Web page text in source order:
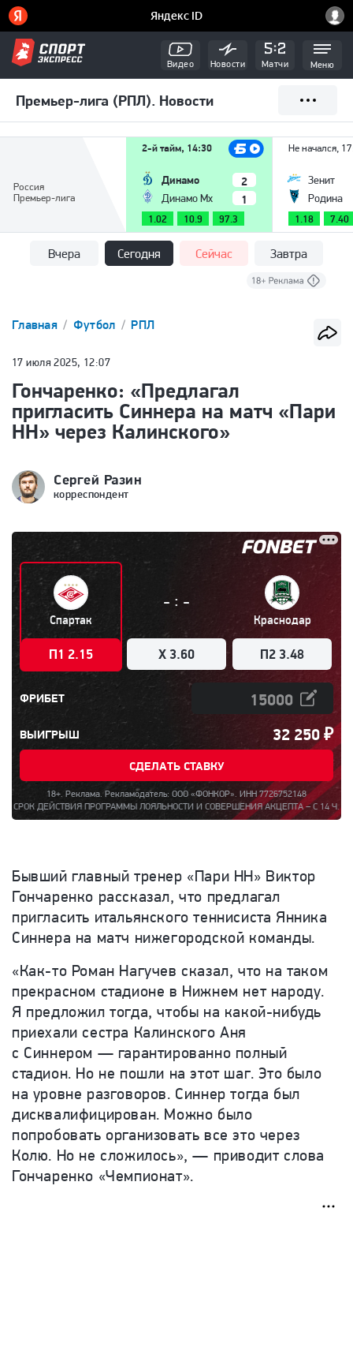
Видео Новости Матчи Меню
Премьер-лига (РПЛ). Новости
Россия
Премьер-лига
2-й тайм, 14:30
Динамо
Динамо Мх
2
1
1.02 10.9 97.3
Не начался,
Зенит
Родина
1.18 7.40
Вчера Сегодня Сейчас Завтра
Главная Футбол РПЛ
17 июля 2025, 12:07
Гончаренко: «Предлагал
пригласить Синнера на матч «Пари
НН» через Калинского»
Сергей Разин
корреспондент
Спартак
П1 2.15
- : -
X 3.60
Краснодар
П2 3.48
ФРИБЕТ
ВЫИГРЫШ 32 250₽
СДЕЛАТЬ СТАВКУ
18+. Реклама. Рекламодатель: ООО «ФОНКОР». ИНН 7726752148
ПРОГРАММЫ ЛОЯЛЬНОСТИ И СОВЕРШЕНИЯ АКЦЕПТА – С 14 Ч. 00
Бывший главный тренер «Пари НН» Виктор
Гончаренко рассказал, что предлагал
пригласить итальянского теннисиста Янника
Синнера на матч нижегородской команды.
«Как-то Роман Нагучев сказал, что на таком
прекрасном стадионе в Нижнем нет народу.
Я предложил тогда, чтобы на какой-нибудь
приехали сестра Калинского Аня
с Синнером — гарантированно полный
стадион. Но не пошли на этот шаг. Это было
на уровне разговоров. Синнер тогда был
дисквалифицирован. Можно было
попробовать организовать все это через
Колю. Но не сложилось», — приводит слова
Гончаренко «Чемпионат».